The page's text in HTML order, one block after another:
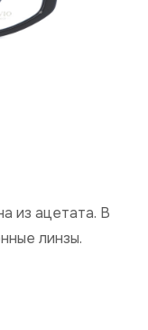
из ацетата. В
линзы.